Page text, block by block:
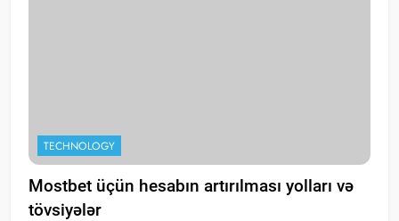
TECHNOLOGY
Mostbet üçün hesabın artırılması yolları və
tövsiyələr